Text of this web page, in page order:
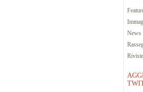
News
Riviste